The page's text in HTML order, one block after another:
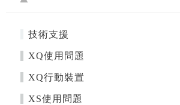
技術支援
XQ使用問題
XQ行動裝置
XS使用問題